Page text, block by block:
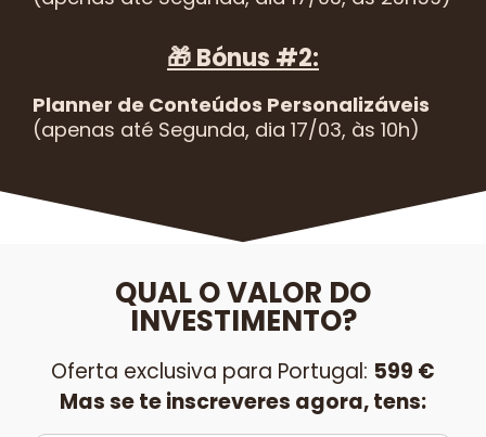
🎁 Bónus #2:
Planner de Conteúdos Personalizáveis
(apenas até Segunda, dia 17/03, às 10h)
QUAL O VALOR DO
INVESTIMENTO?
Oferta exclusiva para Portugal: 599 €
Mas se te inscreveres agora, tens: